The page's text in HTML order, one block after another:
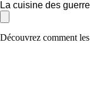
La cuisine des
Découvrez comment